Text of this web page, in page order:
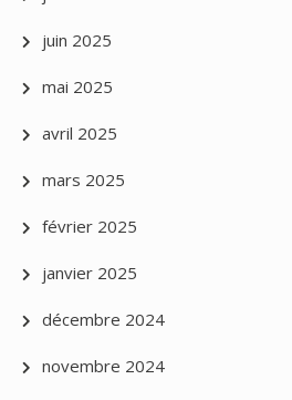
juin 2025
mai 2025
avril 2025
mars 2025
février 2025
janvier 2025
décembre 2024
novembre 2024